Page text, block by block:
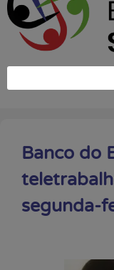
Banco do
segunda-